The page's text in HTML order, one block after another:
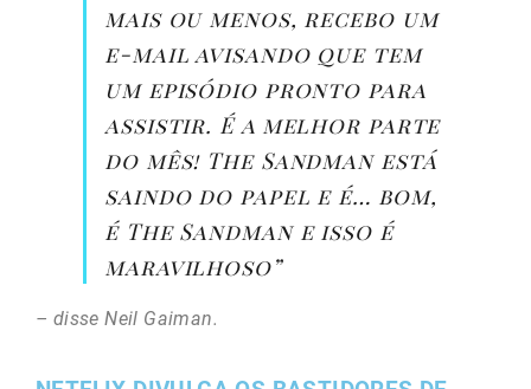
mais ou menos, recebo um
e-mail avisando que tem
um episódio pronto para
assistir. É a melhor parte
do mês! The Sandman está
saindo do papel e é… bom,
é The Sandman e isso é
maravilhoso”
– disse Neil Gaiman.